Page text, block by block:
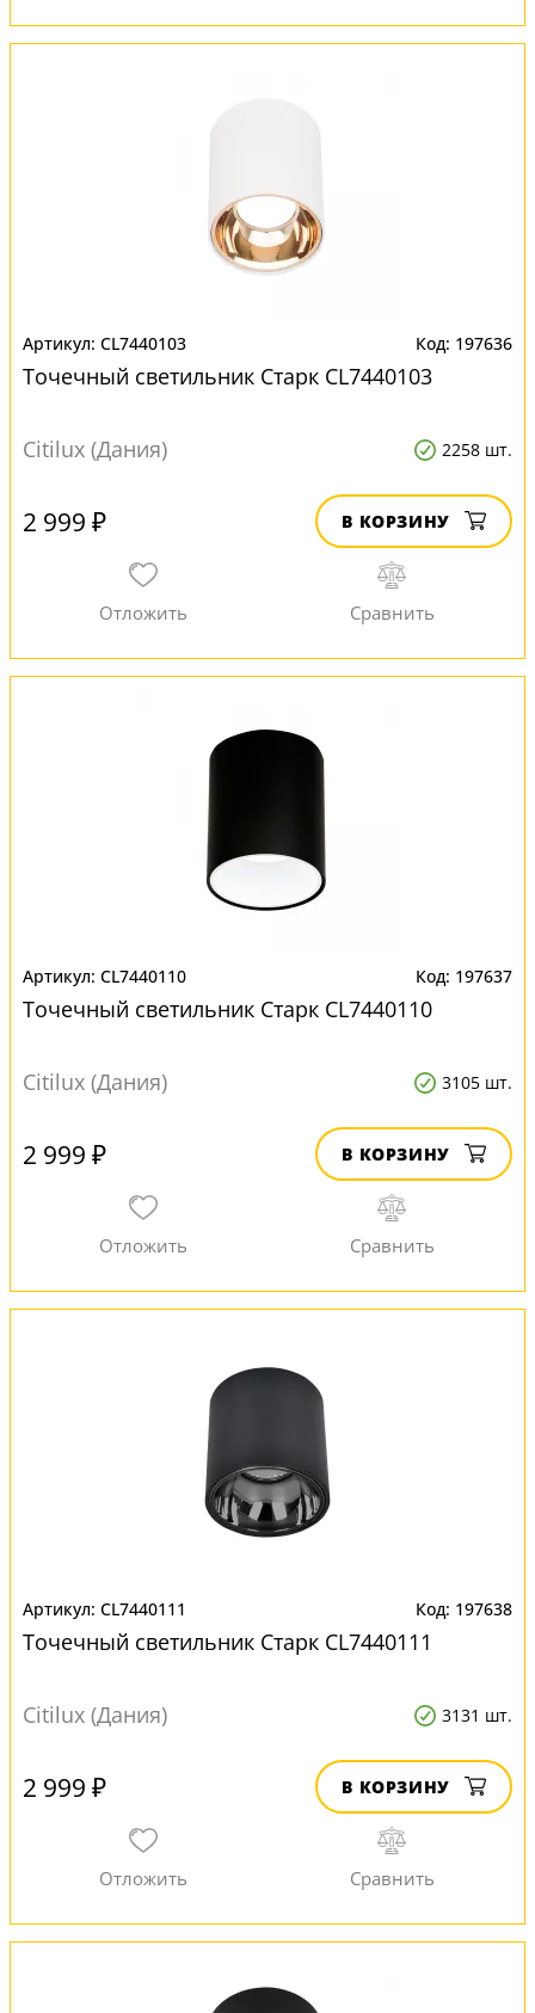
CL7440103 197636
Точечный светильник Старк CL7440103
Citilux (Дания) 2258 шт.
2 999 ₽ В КОРЗИНУ
CL7440110 197637
Точечный светильник Старк CL7440110
Citilux (Дания) 3105 шт.
2 999 ₽ В КОРЗИНУ
CL7440111 197638
Точечный светильник Старк CL7440111
Citilux (Дания) 3131 шт.
2 999 ₽ В КОРЗИНУ